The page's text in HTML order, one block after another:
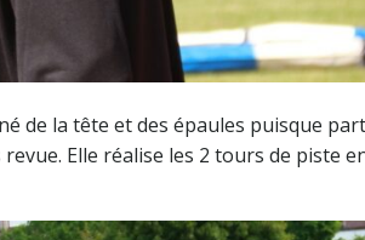
de la tête et des épaules puisque
Elle réalise les 2 tours de piste